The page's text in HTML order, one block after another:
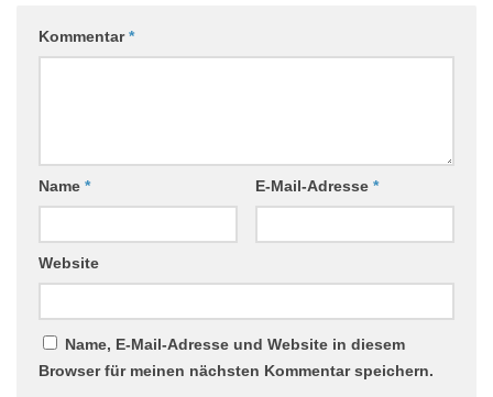
Kommentar*
Name * E-Mail-Adresse *
Website
Name, E-Mail-Adresse und Website in diesem
Browser für meinen nächsten Kommentar speichern.